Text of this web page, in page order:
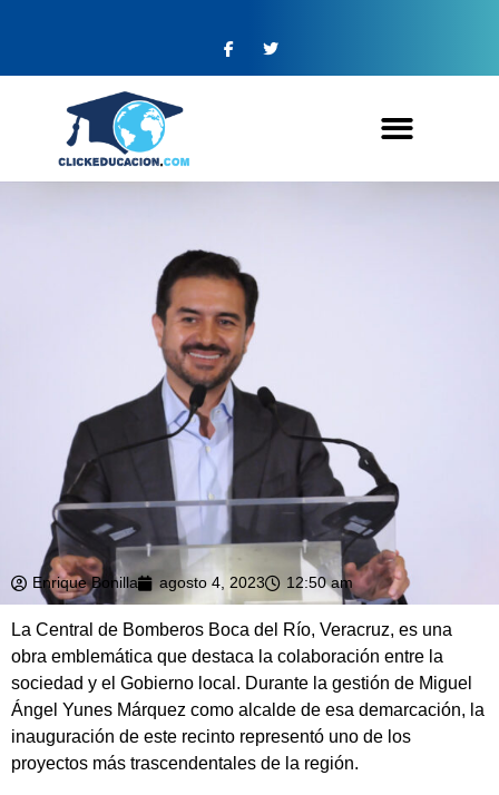
Enrique Bonilla agosto 4, 2023 12:50 am
La Central de Bomberos Boca del Río, Veracruz, es una
obra emblemática que destaca la colaboración entre la
sociedad y el Gobierno local. Durante la gestión de Miguel
Ángel Yunes Márquez como alcalde de esa demarcación, la
inauguración de este recinto representó uno de los
proyectos más trascendentales de la región.